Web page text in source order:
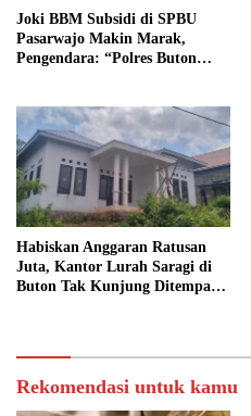
Joki BBM Subsidi di SPBU
Pasarwajo Makin Marak,
Pengendara: “Polres Buton
Habiskan Anggaran Ratusan
Juta, Kantor Lurah Saragi di
Buton Tak Kunjung Ditempati,
Rekomendasi untuk kamu